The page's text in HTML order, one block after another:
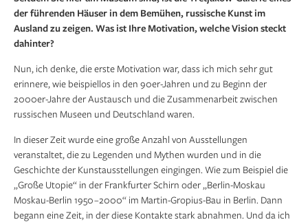
der führenden Häuser in dem Bemühen, russische Kunst im
Ausland zu zeigen. Was ist Ihre Motivation, welche Vision steckt
dahinter?
Nun, ich denke, die erste Motivation war, dass ich mich sehr gut
erinnere, wie beispiellos in den 90er-Jahren und zu Beginn der
2000er-Jahre der Austausch und die Zusammenarbeit zwischen
russischen Museen und Deutschland waren.
In dieser Zeit wurde eine große Anzahl von Ausstellungen
veranstaltet, die zu Legenden und Mythen wurden und in die
Geschichte der Kunstausstellungen eingingen. Wie zum Beispiel die
„Große Utopie“ in der Frankfurter Schirn oder „Berlin-Moskau
Moskau-Berlin 1950 –2000“ im Martin-Gropius-Bau in Berlin. Dann
begann eine Zeit, in der diese Kontakte stark abnahmen. Und da ich